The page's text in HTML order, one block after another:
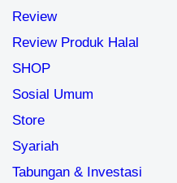
Review
Review Produk Halal
SHOP
Sosial Umum
Store
Syariah
Tabungan & Investasi